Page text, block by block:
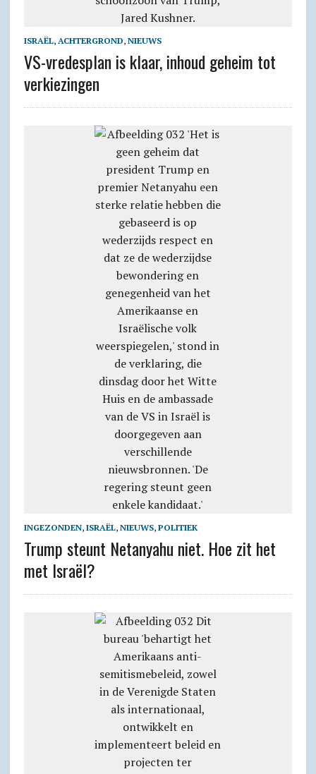
ISRAËL, ACHTERGROND, NIEUWS
VS-vredesplan is klaar, inhoud geheim tot
verkiezingen
INGEZONDEN, ISRAËL, NIEUWS, POLITIEK
Trump steunt Netanyahu niet. Hoe zit het
met Israël?